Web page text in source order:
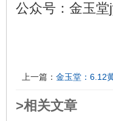
公众号：金玉堂
上一篇： 金玉堂：6.12
>相关文章